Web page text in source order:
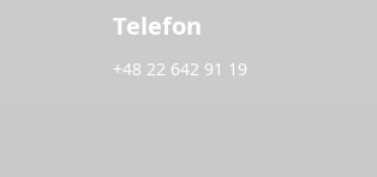
Telefon
+48 22 642 91 19